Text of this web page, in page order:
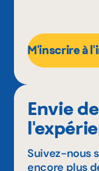
M'inscrire à
Envie
Suivez-nous
encore plus